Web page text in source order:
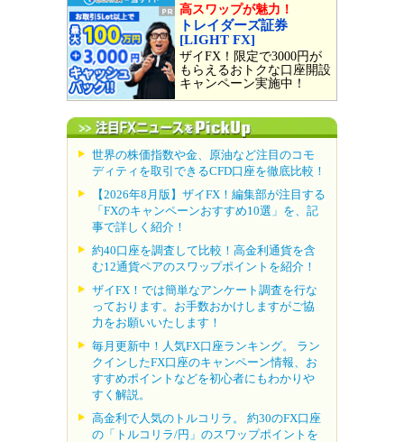
高スワップが魅力！
トレイダーズ証券
[LIGHT FX]
ザイFX！限定で3000円が
もらえるおトクな口座開設
キャンペーン実施中！
世界の株価指数や金、原油など注目のコモ
ディティを取引できるCFD口座を徹底比較！
【2026年8月版】ザイFX！編集部が注目する
「FXのキャンペーンおすすめ10選」を、記
事で詳しく紹介！
約40口座を調査して比較！高金利通貨を含
む12通貨ペアのスワップポイントを紹介！
ザイFX！では簡単なアンケート調査を行な
っております。お手数おかけしますがご協
力をお願いいたします！
毎月更新中！人気FX口座ランキング。 ラン
クインしたFX口座のキャンペーン情報、お
すすめポイントなどを初心者にもわかりや
すく解説。
高金利で人気のトルコリラ。 約30のFX口座
の「トルコリラ/円」のスワップポイントを